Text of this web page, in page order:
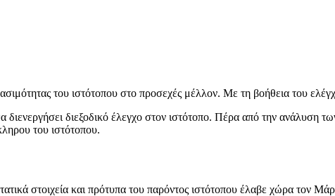
του ιστότοπου στο προσεχές μέλλον. Με τη βοήθεια του
διεξοδικό έλεγχο στον ιστότοπο. Πέρα από την ανάλυση
του ιστότοπου.
στοιχεία και πρότυπα του παρόντος ιστότοπου έλαβε χώρα τον